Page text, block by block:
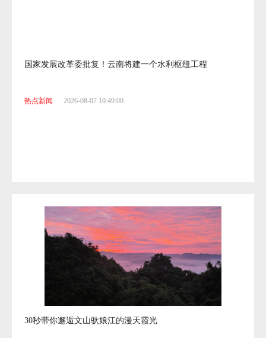
国家发展改革委批复！云南将建一个水利枢纽工程
热点新闻 2026-08-07 10:49:00
30秒带你邂逅文山驮娘江的漫天霞光